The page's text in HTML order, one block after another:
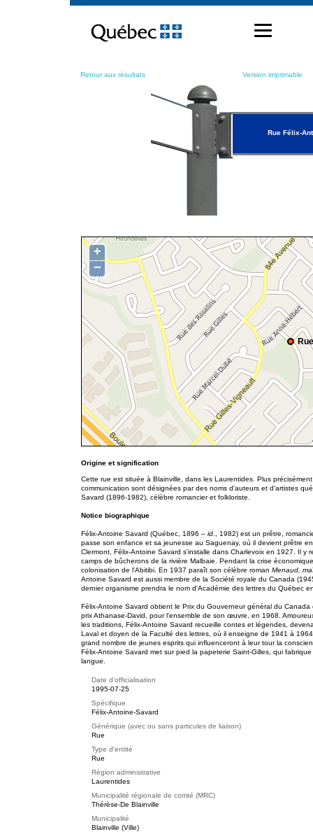
contenu
Retour aux résultats Version imprimable
Rue Félix-
+
−
Origine et signification
Cette rue est située à Blainville, dans les Laurentides. Plus
communication sont désignées par des noms d’auteurs et d’artistes
Savard (1896-1982), célèbre romancier et folkloriste.
Notice biographique
Félix-Antoine Savard (Québec, 1896 – id ., 1982) est un prêtre,
passe son enfance et sa jeunesse au Saguenay, où il devient prêtre
Clermont, Félix-Antoine Savard s'installe dans Charlevoix en 1927. Il
camps de bûcherons de la rivière Malbaie. Pendant la crise
colonisation de l'Abitibi. En 1937 paraît son célèbre roman Menaud,
Antoine Savard est aussi membre de la Société royale du Canada
dernier organisme prendra le nom d'Académie des lettres du Québec
Félix-Antoine Savard obtient le Prix du Gouverneur général du
prix Athanase-David, pour l'ensemble de son œuvre, en 1968.
les traditions, Félix-Antoine Savard recueille contes et légendes,
Laval et doyen de la Faculté des lettres, où il enseigne de 1941 à
grand nombre de jeunes esprits qui influenceront à leur tour la
Félix-Antoine Savard met sur pied la papeterie Saint-Gilles, qui
langue.
Date d'officialisation
1995-07-25
Spécifique
Félix-Antoine-Savard
Générique (avec ou sans particules de liaison)
Rue
Type d'entité
Rue
Région administrative
Laurentides
Municipalité régionale de comté (MRC)
Thérèse-De Blainville
Municipalité
Blainville (Ville)